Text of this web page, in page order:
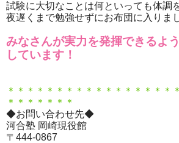
試験に大切なことは何といっても体調
夜遅くまで勉強せずにお布団に入りま
みなさんが実力を発揮できるよ
しています！
＊＊＊＊＊＊＊＊＊＊＊＊＊＊＊＊＊
＊＊＊＊＊＊＊
◆お問い合わせ先◆
河合塾 岡崎現役館
〒444-0867